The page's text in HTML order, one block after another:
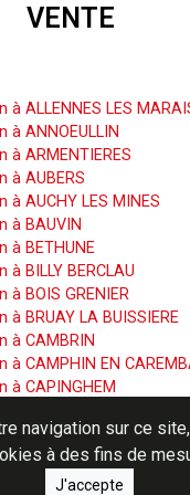
navigation sur ce
à des fins de
J'accepte
VENTE
ALLENNES LES
ANNOEULLIN
ARMENTIERES
à AUBERS
AUCHY LES MINES
à BAUVIN
à BETHUNE
BILLY BERCLAU
BOIS GRENIER
BRUAY LA BUISSIERE
à CAMBRIN
CAMPHIN EN
à CAPINGHEM
à CARVIN
COURCELLES LES
à CUINCHY